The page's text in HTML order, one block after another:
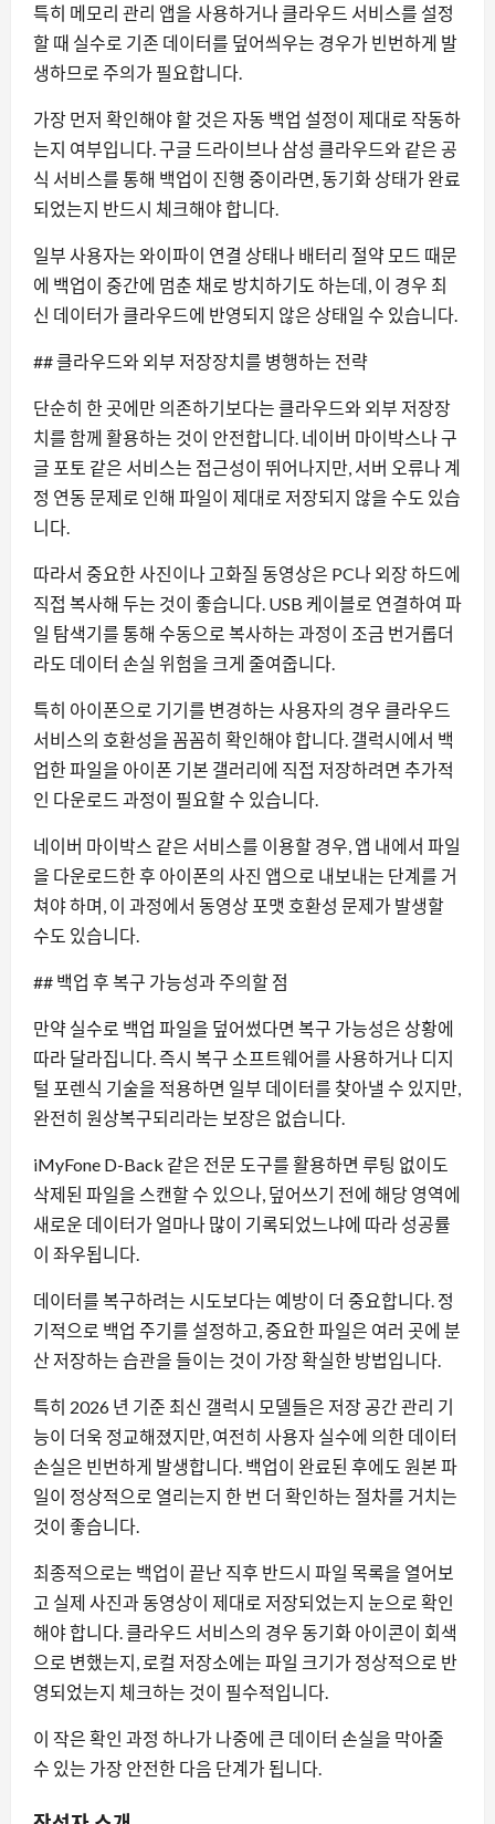
특히 메모리 관리 앱을 사용하거나 클라우드 서비스를 설정
할 때 실수로 기존 데이터를 덮어씌우는 경우가 빈번하게 발
생하므로 주의가 필요합니다.
가장 먼저 확인해야 할 것은 자동 백업 설정이 제대로 작동하
는지 여부입니다. 구글 드라이브나 삼성 클라우드와 같은 공
식 서비스를 통해 백업이 진행 중이라면, 동기화 상태가 완료
되었는지 반드시 체크해야 합니다.
일부 사용자는 와이파이 연결 상태나 배터리 절약 모드 때문
에 백업이 중간에 멈춘 채로 방치하기도 하는데, 이 경우 최
신 데이터가 클라우드에 반영되지 않은 상태일 수 있습니다.
## 클라우드와 외부 저장장치를 병행하는 전략
단순히 한 곳에만 의존하기보다는 클라우드와 외부 저장장
치를 함께 활용하는 것이 안전합니다. 네이버 마이박스나 구
글 포토 같은 서비스는 접근성이 뛰어나지만, 서버 오류나 계
정 연동 문제로 인해 파일이 제대로 저장되지 않을 수도 있습
니다.
따라서 중요한 사진이나 고화질 동영상은 PC나 외장 하드에
직접 복사해 두는 것이 좋습니다. USB 케이블로 연결하여 파
일 탐색기를 통해 수동으로 복사하는 과정이 조금 번거롭더
라도 데이터 손실 위험을 크게 줄여줍니다.
특히 아이폰으로 기기를 변경하는 사용자의 경우 클라우드
서비스의 호환성을 꼼꼼히 확인해야 합니다. 갤럭시에서 백
업한 파일을 아이폰 기본 갤러리에 직접 저장하려면 추가적
인 다운로드 과정이 필요할 수 있습니다.
네이버 마이박스 같은 서비스를 이용할 경우, 앱 내에서 파일
을 다운로드한 후 아이폰의 사진 앱으로 내보내는 단계를 거
쳐야 하며, 이 과정에서 동영상 포맷 호환성 문제가 발생할
수도 있습니다.
## 백업 후 복구 가능성과 주의할 점
만약 실수로 백업 파일을 덮어썼다면 복구 가능성은 상황에
따라 달라집니다. 즉시 복구 소프트웨어를 사용하거나 디지
털 포렌식 기술을 적용하면 일부 데이터를 찾아낼 수 있지만,
완전히 원상복구되리라는 보장은 없습니다.
iMyFone D-Back 같은 전문 도구를 활용하면 루팅 없이도
삭제된 파일을 스캔할 수 있으나, 덮어쓰기 전에 해당 영역에
새로운 데이터가 얼마나 많이 기록되었느냐에 따라 성공률
이 좌우됩니다.
데이터를 복구하려는 시도보다는 예방이 더 중요합니다. 정
기적으로 백업 주기를 설정하고, 중요한 파일은 여러 곳에 분
산 저장하는 습관을 들이는 것이 가장 확실한 방법입니다.
특히 2026 년 기준 최신 갤럭시 모델들은 저장 공간 관리 기
능이 더욱 정교해졌지만, 여전히 사용자 실수에 의한 데이터
손실은 빈번하게 발생합니다. 백업이 완료된 후에도 원본 파
일이 정상적으로 열리는지 한 번 더 확인하는 절차를 거치는
것이 좋습니다.
최종적으로는 백업이 끝난 직후 반드시 파일 목록을 열어보
고 실제 사진과 동영상이 제대로 저장되었는지 눈으로 확인
해야 합니다. 클라우드 서비스의 경우 동기화 아이콘이 회색
으로 변했는지, 로컬 저장소에는 파일 크기가 정상적으로 반
영되었는지 체크하는 것이 필수적입니다.
이 작은 확인 과정 하나가 나중에 큰 데이터 손실을 막아줄
수 있는 가장 안전한 다음 단계가 됩니다.